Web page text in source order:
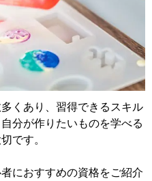
くあり、習得できるスキル
分が作りたいものを学べる
です。
におすすめの資格をご紹介